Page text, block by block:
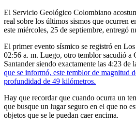
El Servicio Geológico Colombiano
real sobre los últimos sismos que ocurren
este miércoles, 25 de septiembre, entregó
El primer evento sísmico se registró en Los
02:56 a. m. Luego, otro temblor sacudió a
Santander siendo exactamente las 4:23 de
que se informó, este temblor de magnitud
profundidad de 49 kilómetros.
Hay que recordar que cuando ocurra un
que busque un lugar seguro en el que no
objetos que se le puedan caer encima.